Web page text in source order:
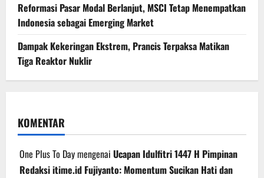
Reformasi Pasar Modal Berlanjut, MSCI Tetap Menempatkan
Indonesia sebagai Emerging Market
Dampak Kekeringan Ekstrem, Prancis Terpaksa Matikan
Tiga Reaktor Nuklir
KOMENTAR
One Plus To Daymengenai Ucapan Idulfitri 1447 H Pimpinan
Redaksi itime.id Fujiyanto: Momentum Sucikan Hati dan